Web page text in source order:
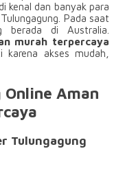
kenal dan banyak para
Pada saat
berada di Australia.
murah terpercaya
akses mudah,
Aman
Tulungagung